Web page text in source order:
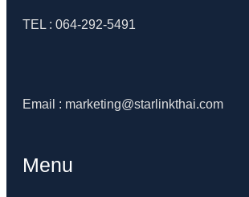
TEL : 064-292-5491
Email : marketing@starlinkthai.com
Menu